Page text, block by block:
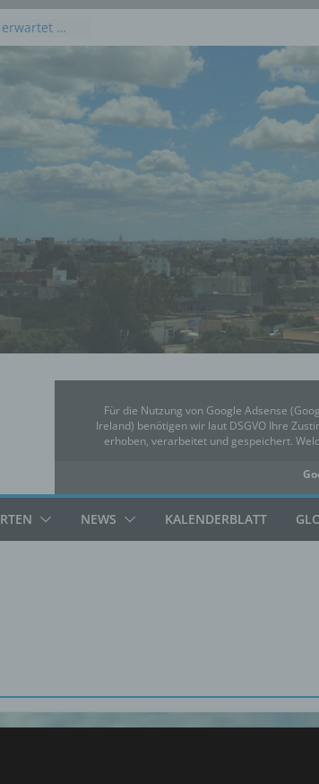
erwartet …
2026
2026
Juli 2026 an
Osten und
für
Juli 2026
Für die Nutzung von Google Adsense
Ireland) benötigen wir laut DSGVO Ihre
erhoben, verarbeitet und gespeichert.
✓
NEWS KALENDERBLATT